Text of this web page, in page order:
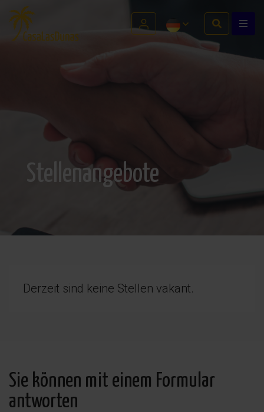
Stellenangebote
Derzeit sind keine Stellen vakant.
Sie können mit einem Formular
antworten